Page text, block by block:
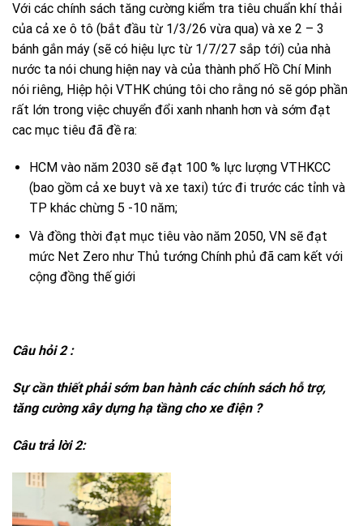
Với các chính sách tăng cường kiểm tra tiêu chuẩn khí thải
của cả xe ô tô (bắt đầu từ 1/3/26 vừa qua) và xe 2 – 3
bánh gắn máy (sẽ có hiệu lực từ 1/7/27 sắp tới) của nhà
nước ta nói chung hiện nay và của thành phố Hồ Chí Minh
nói riêng, Hiệp hội VTHK chúng tôi cho rằng nó sẽ góp phần
rất lớn trong việc chuyển đổi xanh nhanh hơn và sớm đạt
cac mục tiêu đã đề ra:
HCM vào năm 2030 sẽ đạt 100 % lực lượng VTHKCC
(bao gồm cả xe buyt và xe taxi) tức đi trước các tỉnh và
TP khác chừng 5 -10 năm;
Và đồng thời đạt mục tiêu vào năm 2050, VN sẽ đạt
mức Net Zero như Thủ tướng Chính phủ đã cam kết với
cộng đồng thế giới
Câu hỏi 2 :
Sự cần thiết phải sớm ban hành các chính sách hỗ trợ,
tăng cường xây dựng hạ tầng cho xe điện ?
Câu trả lời 2: